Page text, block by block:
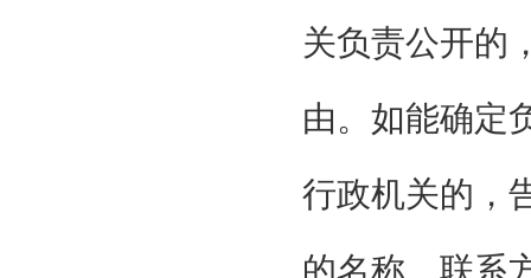
关负责公开的
由。如能确定
行政机关的，
的名称、联系